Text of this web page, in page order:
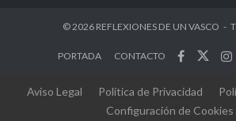
© 2026 REFLEXIONES DE UN VASCO
PORTADA CONTACTO
Aviso Legal Política de Privacidad
Configuración de Cookies